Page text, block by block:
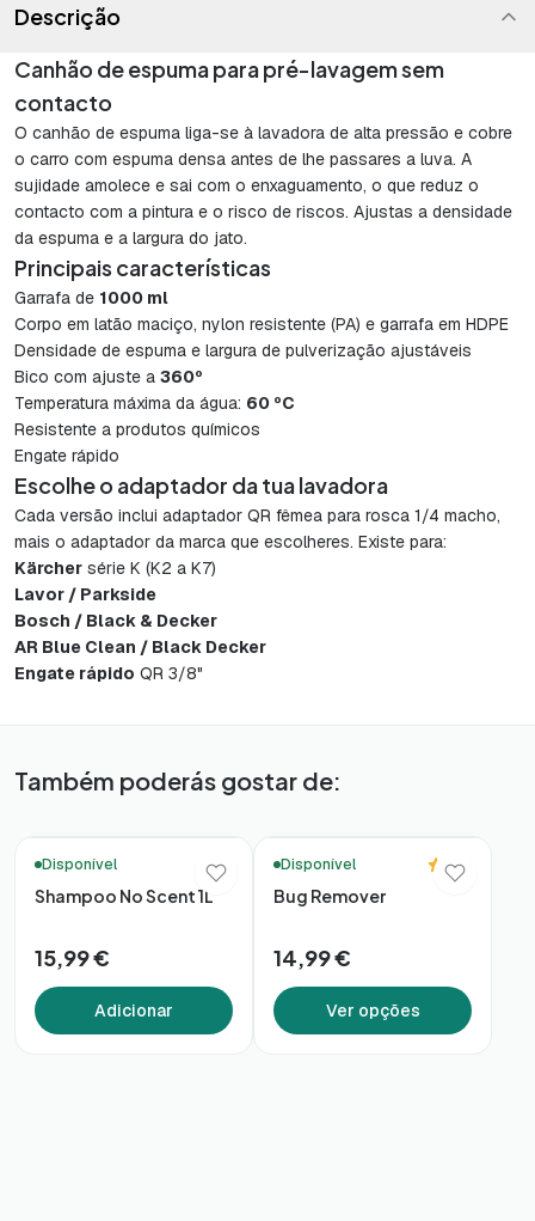
Descrição
Canhão de espuma para pré-lavagem sem
contacto
O canhão de espuma liga-se à lavadora de alta pressão e cobre
o carro com espuma densa antes de lhe passares a luva. A
sujidade amolece e sai com o enxaguamento, o que reduz o
contacto com a pintura e o risco de riscos. Ajustas a densidade
da espuma e a largura do jato.
Principais características
Garrafa de 1000 ml
Corpo em latão maciço, nylon resistente (PA) e garrafa em HDPE
Densidade de espuma e largura de pulverização ajustáveis
Bico com ajuste a 360º
Temperatura máxima da água: 60 ºC
Resistente a produtos químicos
Engate rápido
Escolhe o adaptador da tua lavadora
Cada versão inclui adaptador QR fêmea para rosca 1/4 macho,
mais o adaptador da marca que escolheres. Existe para:
Kärcher série K (K2 a K7)
Lavor / Parkside
Bosch / Black & Decker
AR Blue Clean / Black Decker
Engate rápido QR 3/8"
Também poderás gostar de:
Disponível
Shampoo No Scent 1L
15,99 €
Adicionar
Disponível
4.0
Bug Remover
14,99 €
Ver opções